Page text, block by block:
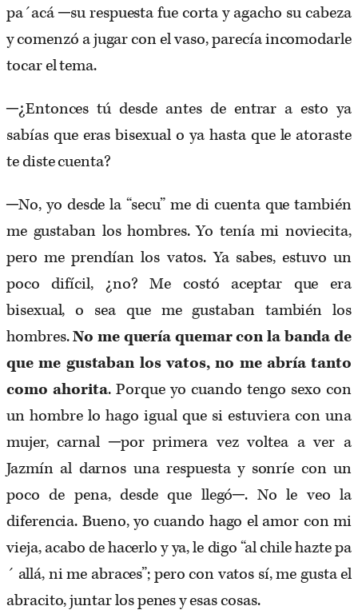
pa´acá ─su respuesta fue corta y agacho su cabeza
y comenzó a jugar con el vaso, parecía incomodarle
tocar el tema.
─¿Entonces tú desde antes de entrar a esto ya
sabías que eras bisexual o ya hasta que le atoraste
te diste cuenta?
─No, yo desde la “secu” me di cuenta que también
me gustaban los hombres. Yo tenía mi noviecita,
pero me prendían los vatos. Ya sabes, estuvo un
poco difícil, ¿no? Me costó aceptar que era
bisexual, o sea que me gustaban también los
hombres.No me quería quemar con la banda de
que me gustaban los vatos, no me abría tanto
como ahorita. Porque yo cuando tengo sexo con
un hombre lo hago igual que si estuviera con una
mujer, carnal ─por primera vez voltea a ver a
Jazmín al darnos una respuesta y sonríe con un
poco de pena, desde que llegó─. No le veo la
diferencia. Bueno, yo cuando hago el amor con mi
vieja, acabo de hacerlo y ya, le digo “al chile hazte pa
´ allá, ni me abraces”; pero con vatos sí, me gusta el
abracito, juntar los penes y esas cosas.